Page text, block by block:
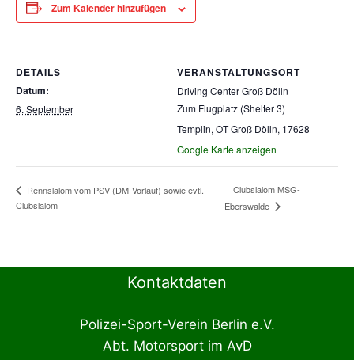
Zum Kalender hinzufügen
DETAILS
Datum:
6. September
VERANSTALTUNGSORT
Driving Center Groß Dölln
Zum Flugplatz (Shelter 3)
Templin, OT Groß Dölln, 17628
Google Karte anzeigen
Rennslalom vom PSV (DM-Vorlauf) sowie evtl.
Clubslalom
Clubslalom MSG-
Eberswalde
Kontaktdaten
Polizei-Sport-Verein Berlin e.V.
Abt. Motorsport im AvD